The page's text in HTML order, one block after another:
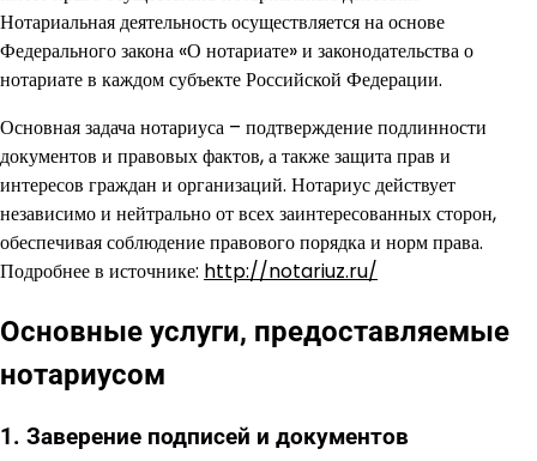
Нотариальная деятельность осуществляется на основе
Федерального закона «О нотариате» и законодательства о
нотариате в каждом субъекте Российской Федерации.
Основная задача нотариуса – подтверждение подлинности
документов и правовых фактов, а также защита прав и
интересов граждан и организаций. Нотариус действует
независимо и нейтрально от всех заинтересованных сторон,
обеспечивая соблюдение правового порядка и норм права.
Подробнее в источнике: http://notariuz.ru/
Основные услуги, предоставляемые
нотариусом
1. Заверение подписей и документов